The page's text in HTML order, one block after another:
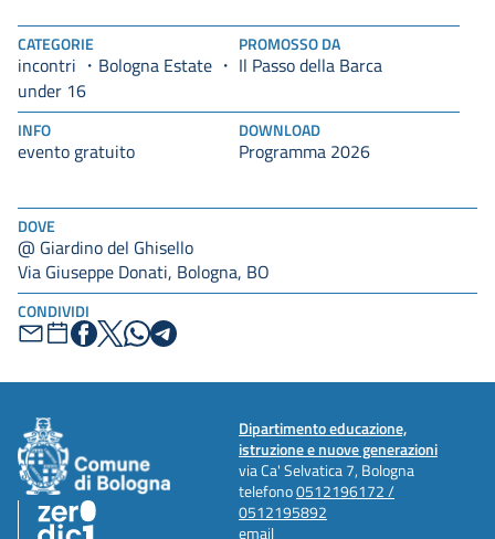
DOVE
@ Giardino del Ghisello
Via Giuseppe Donati, Bologna, BO
CONDIVIDI
CATEGORIE
incontri
Bologna Estate
under 16
PROMOSSO DA
Il Passo della Barca
INFO
evento gratuito
DOWNLOAD
Programma 2026
Dipartimento educazione,
istruzione e nuove generazioni
via Ca' Selvatica 7, Bologna
telefono0512196172 /
0512195892
email